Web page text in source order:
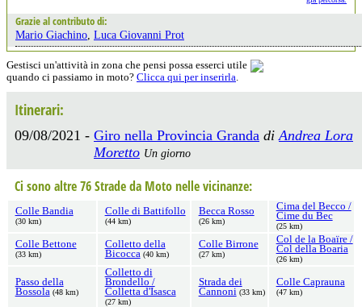
Grazie al contributo di:
Mario Giachino Luca Giovanni Prot
Gestisci un'attività in zona che pensi possa esserci utile
quando ci passiamo in moto? Clicca qui per inserirla.
Itinerari:
09/08/2021 - Giro nella Provincia Granda di Andrea Lora
Moretto Un giorno
Ci sono altre 76 Strade da Moto nelle vicinanze:
Colle Bandia
(30 km)
Colle di Battifollo
(44 km)
Becca Rosso
(26 km)
Cima del Becco /
Cime du Bec
(25 km)
Colle Bettone
(33 km)
Colletto della
Bicocca (40 km)
Colle Birrone
(27 km)
Col de la Boaïre /
Col della Boaria
(26 km)
Passo della
Bossola (48 km)
Colletto di
Brondello /
Colletta d'Isasca
(27 km)
Strada dei
Cannoni (33 km)
Colle Caprauna
(47 km)